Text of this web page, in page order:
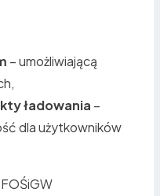
– umożliwiającą
ładowania –
dla użytkowników